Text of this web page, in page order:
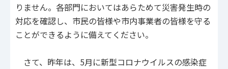
りません。各部門においてはあらためて災害発生時の
対応を確認し、市民の皆様や市内事業者の皆様を守る
ことができるように備えてください。
さて、昨年は、5月に新型コロナウイルスの感染症